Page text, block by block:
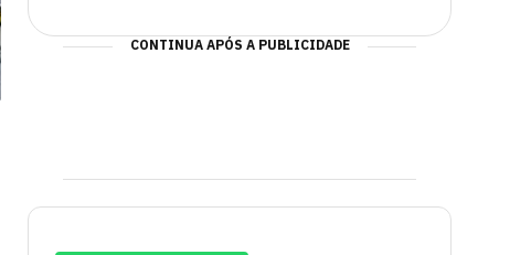
CONTINUA APÓS A PUBLICIDADE